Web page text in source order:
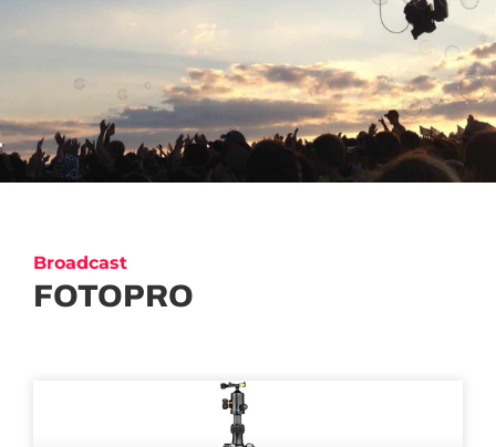
Broadcast
FOTOPRO